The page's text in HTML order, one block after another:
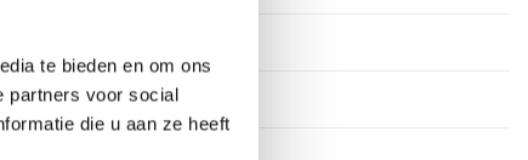
te bieden en om ons
partners voor social
die u aan ze heeft